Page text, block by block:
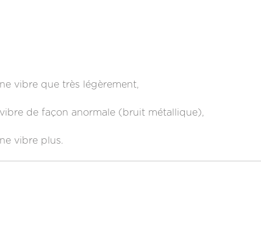
vibre que très légèrement,
de façon anormale (bruit métallique),
vibre plus.